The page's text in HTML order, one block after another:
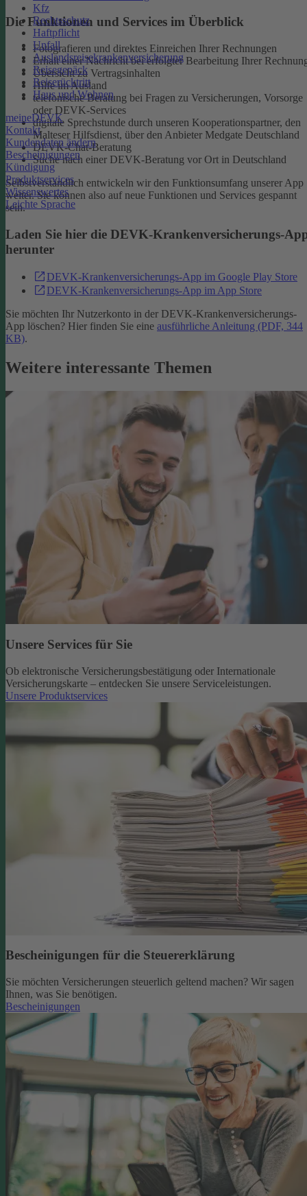
Kfz
Rechtsschutz
Haftpflicht
Unfall
Auslandsreisekrankenversicherung
Reisegepäck
Reiserücktritt
Haus und Wohnen
meineDEVK
Kontakt
Kundendaten ändern
Bescheinigungen
Kündigung
Produktservices
Wissenswertes
Leichte Sprache
Die Funktionen und Services im Überblick
Fotografieren und direktes Einreichen Ihrer Rechnungen
Erhalt einer Nachricht bei erfolgter Bearbeitung Ihrer
Übersicht zu Vertragsinhalten
Hilfe im Ausland
telefonische Beratung bei Fragen zu Versicherungen, Vorsorge
oder DEVK-Services
digitale Sprechstunde durch unseren Kooperationspartner, den
Malteser Hilfsdienst, über den Anbieter Medgate Deutschland
DEVK-Chat-Beratung
Suche nach einer DEVK-Beratung vor Ort in Deutschland
Selbstverständlich entwickeln wir den Funktionsumfang unserer App
weiter. Sie können also auf neue Funktionen und Services gespannt
sein.
Laden Sie hier die DEVK-Krankenversicherungs-
herunter
DEVK-Krankenversicherungs-App im Google Play Store
DEVK-Krankenversicherungs-App im App Store
Sie möchten Ihr Nutzerkonto in der DEVK-Krankenversicherungs-
App löschen? Hier finden Sie eine ausführliche Anleitung (PDF, 344
KB).
Weitere interessante Themen
Unsere Services für Sie
Ob elektronische Versicherungsbestätigung oder Internationale
Versicherungskarte – entdecken Sie unsere Serviceleistungen.
Unsere Produktservices
Bescheinigungen für die Steuererklärung
Sie möchten Versicherungen steuerlich geltend machen? Wir sagen
Ihnen, was Sie benötigen.
Bescheinigungen